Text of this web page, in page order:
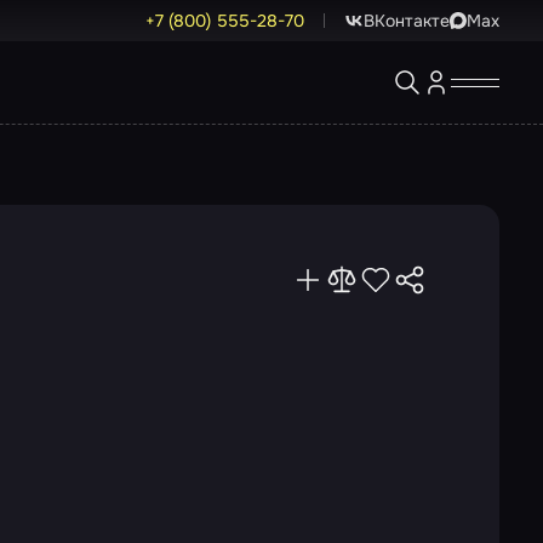
+7 (800) 555-28-70 ВКонтакте Max